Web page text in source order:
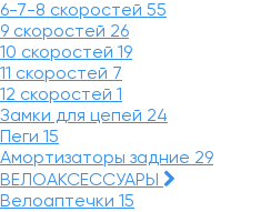
6-7-8 скоростей 55
9 скоростей 26
10 скоростей 19
11 скоростей 7
12 скоростей 1
Замки для цепей 24
Пеги 15
Амортизаторы задние 29
ВЕЛОАКСЕССУАРЫ
Велоаптечки 15